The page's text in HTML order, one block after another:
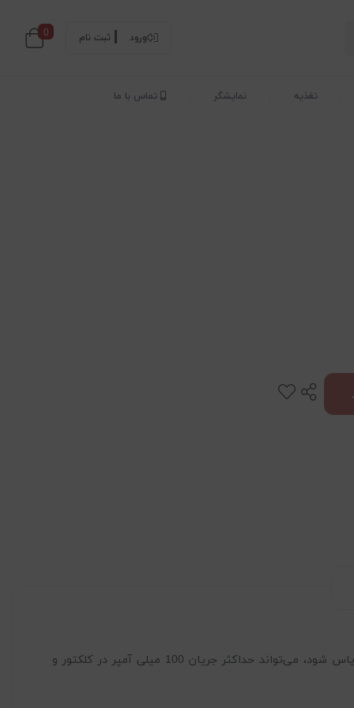
ورود ثبت نام 0
تغذیه نمایشگر تماس با ما
به طور کامل بایاس شود، می‌تواند حداکثر جریان 100 میلی آمپر در کلکتور و